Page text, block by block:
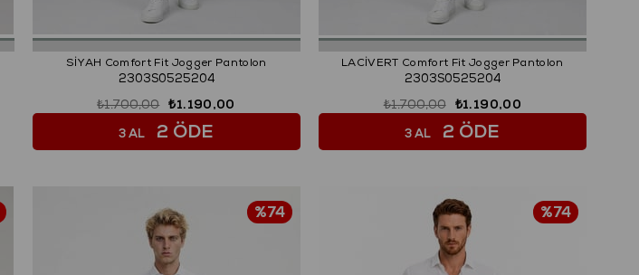
SİYAH Comfort Fit Jogger Pantolon
2303S0525204
₺1.190,00
₺1.700,00
3 AL 2 ÖDE
LACİVERT Comfort Fit Jogger Pantolon
2303S0525204
₺1.190,00
₺1.700,00
3 AL 2 ÖDE
%74 %74